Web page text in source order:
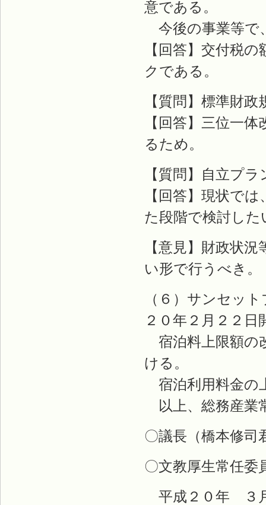
意である。
今後の事業等で
【回答】交付税
クである。
【質問】標準財
【回答】三位一
るため。
【質問】自立プ
【回答】現状で
た段階で検討した
【意見】財政状
い形で行うべき。
（６）サンセッ
２０年２月２２日
宿泊料上限額の
ける。
宿泊利用料金の
以上、総務産業
〇議長（橋本修
〇文教厚生常任委
平成２０年 ３